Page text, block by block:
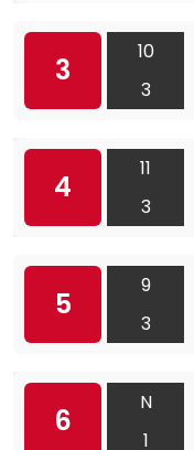
3
10
3
4
11
3
5
9
3
6
N
1